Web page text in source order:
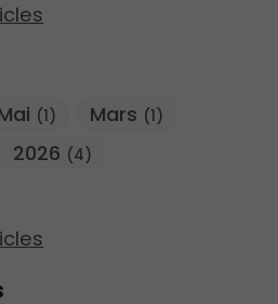
(1) Mars (1)
2026 (4)